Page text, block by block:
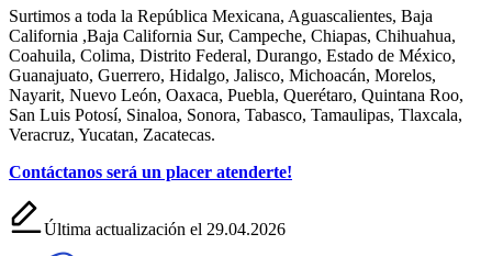
Surtimos a toda la República Mexicana, Aguascalientes, Baja
California ,Baja California Sur, Campeche, Chiapas, Chihuahua,
Coahuila, Colima, Distrito Federal, Durango, Estado de México,
Guanajuato, Guerrero, Hidalgo, Jalisco, Michoacán, Morelos,
Nayarit, Nuevo León, Oaxaca, Puebla, Querétaro, Quintana Roo,
San Luis Potosí, Sinaloa, Sonora, Tabasco, Tamaulipas, Tlaxcala,
Veracruz, Yucatan, Zacatecas.
Contáctanos será un placer atenderte!
Última actualización el 29.04.2026